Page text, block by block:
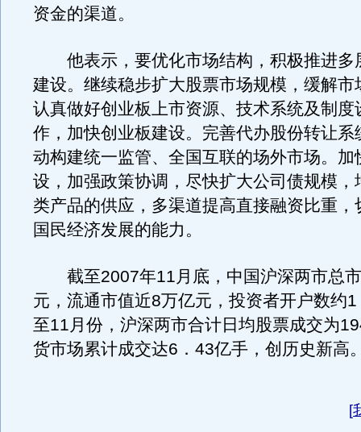
资金的渠道。
他表示，要优化市场结构，积极推进多
建设。继续稳步扩大股票市场规模，缓解市
认真做好创业板上市资源、技术系统及制度
作，加快创业板建设。完善代办股份转让系
动构建统一监管、全国互联的场外市场。加
设，加强政策协调，尽快扩大公司债规模，
类产品的供应，多渠道提高直接融资比重，
国民经济发展的能力。
截至2007年11月底，中国沪深两市总
元，流通市值近8万亿元，投资者开户数约
至11月份，沪深两市合计日均股票成交为
货市场累计成交达6．43亿手，创历史新高
[